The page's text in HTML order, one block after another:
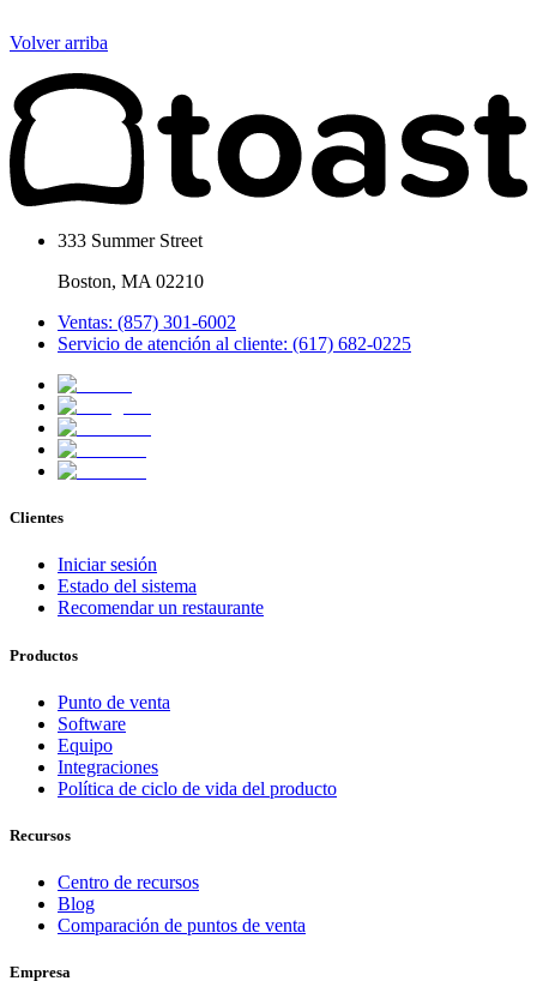
Volver arriba
333 Summer Street
Boston, MA 02210
Ventas: (857) 301-6002
Servicio de atención al cliente: (617) 682-0225
Clientes
Iniciar sesión
Estado del sistema
Recomendar un restaurante
Productos
Punto de venta
Software
Equipo
Integraciones
Política de ciclo de vida del producto
Recursos
Centro de recursos
Blog
Comparación de puntos de venta
Empresa